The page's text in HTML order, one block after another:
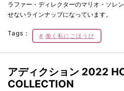
ラファー・ディレクターのマリオ・ソレ
せないラインナップになっています。
Tags： 働く私にごほうび
アディクション 2022
COLLECTION